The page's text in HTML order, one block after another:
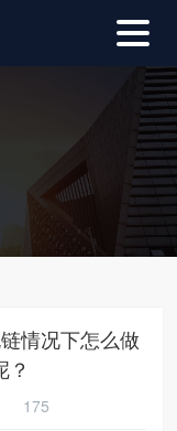
情况下怎么做
175